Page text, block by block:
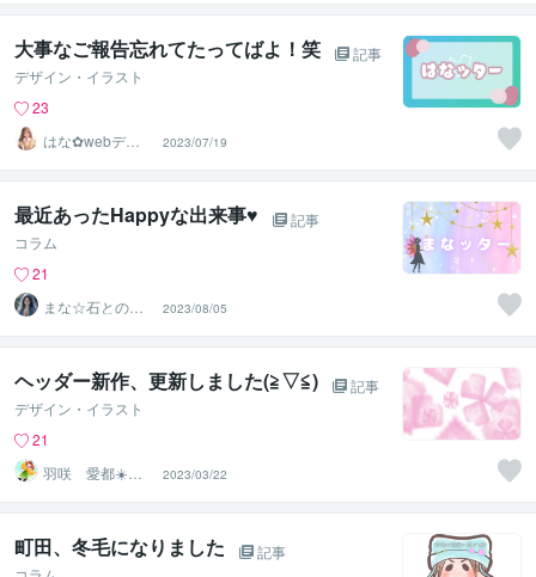
大事なご報告忘れてたってばよ！笑
記事
デザイン・イラスト
23
はな✿webデザ
イン屋さん
2023/07/19
最近あったHappyな出来事♥
記事
コラム
21
まな☆石との絆
を整える占い師
＆セラピスト
2023/08/05
ヘッダー新作、更新しました(≧▽≦)
記事
デザイン・イラスト
21
羽咲 愛都☀️ハ
サキ アイト☀️
2023/03/22
町田、冬毛になりました
記事